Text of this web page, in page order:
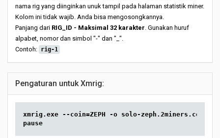
nama rig yang diinginkan unuk tampil pada halaman statistik miner.
Kolom ini tidak wajib. Anda bisa mengosongkannya.
Panjang dari RIG_ID - Maksimal 32 karakter. Gunakan huruf
alpabet, nomor dan simbol "-" dan "_".
Contoh: rig-1
Pengaturan untuk Xmrig:
xmrig.exe --coin=ZEPH -o solo-zeph.2miners.com:4444 -
pause